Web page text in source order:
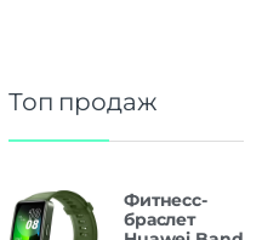
Топ продаж
Фитнесс-
браслет